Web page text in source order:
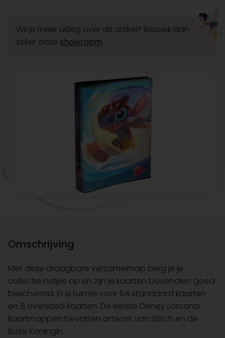
Wil je meer uitleg over dit artikel? Bezoek dan
zeker onze showroom.
Omschrijving
Met deze draagbare verzamelmap berg je je
collectie netjes op en zijn je kaarten bovendien goed
beschermd. Er is ruimte voor 64 standaard kaarten
en 8 oversized kaarten. De eerste Disney Lorcana
kaartmappen bevatten artwork van Stitch en de
Boze Koningin.